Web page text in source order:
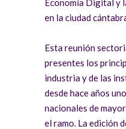
Economía Digital y
en la ciudad
Esta reunión
presentes los
industria y de las
desde hace años
nacionales de
el ramo. La edición